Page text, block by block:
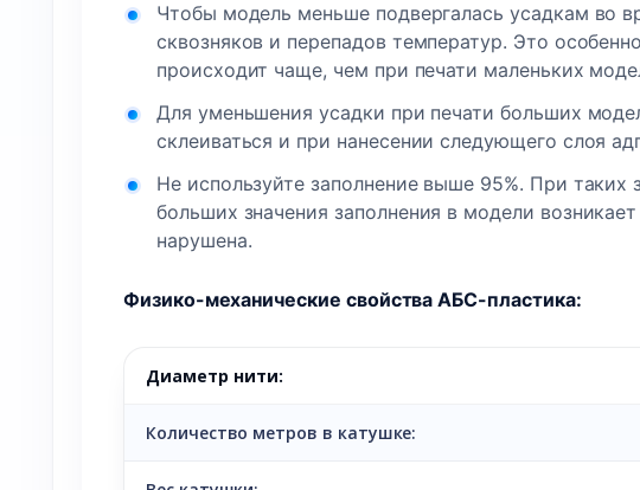
Чтобы модель меньше подвергалась усадкам во
сквозняков и перепадов температур. Это
происходит чаще, чем при печати маленьких
Для уменьшения усадки при печати больших
склеиваться и при нанесении следующего слоя
Не используйте заполнение выше 95%. При
больших значения заполнения в модели
нарушена.
Физико-механические свойства АБС-пластика:
Диаметр нити:
Количество метров в катушке: